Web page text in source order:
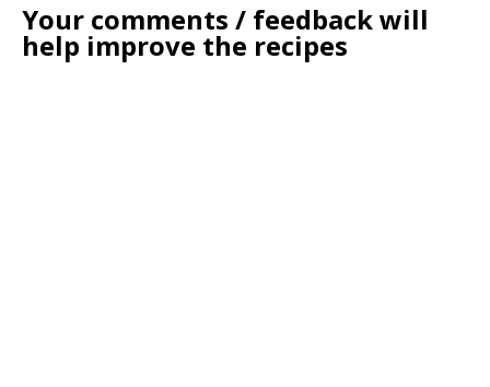
Your comments / feedback will
help improve the recipes